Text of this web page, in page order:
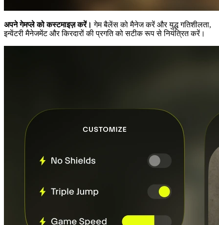
अपने गेमप्ले को कस्टमाइज़ करें। गेम बैलेंस को मैनेज करें और युद्ध गतिशीलता,
इन्वेंटरी मैनेजमेंट और किरदारों की प्रगति को सटीक रूप से नियंत्रित करें।